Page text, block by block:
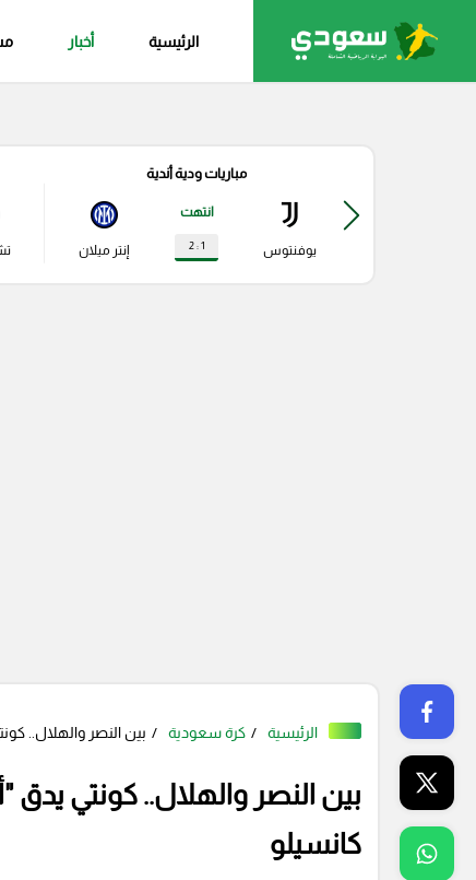
الرئيسية أخبار
مباريات ودية أندية
يوفنتوس
انتهت
1 : 2 إنتر ميلان
الرئيسية كرة سعودية بين النصر والهلال..
بين النصر والهلال.. كونتي
كانسيلو